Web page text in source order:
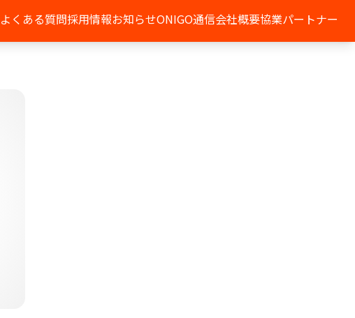
よくある質問採用情報お知らせONIGO通信会社概要協業パートナー